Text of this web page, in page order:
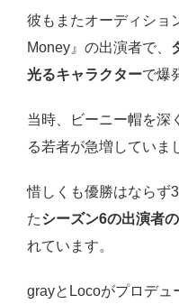
彼もまたオーディショ
Money』の出演者で、
光るキャラクターで爆
当時、ビーニー帽を深
る若者が急増していま
惜しくも優勝はならず
たシーズン6の出演者
れています。
grayとLocoがプロデュ